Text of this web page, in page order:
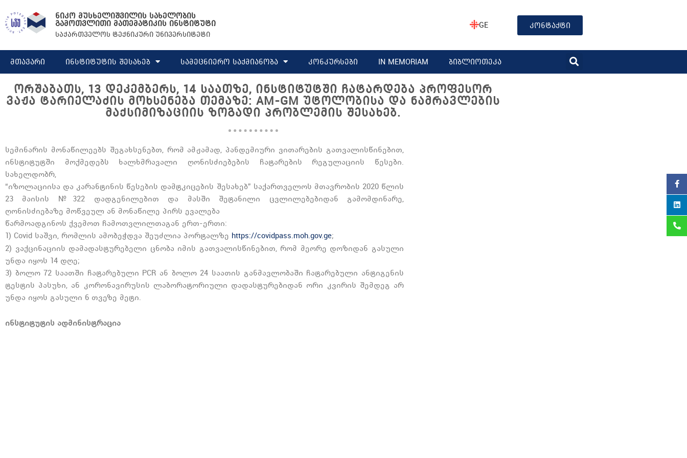
to
content
ნიკო მუსხელიშვილის სახელობის
გამოთვლითი მათემატიკის ინსტიტუტი
საქართველოს ტექნიკური უნივერსიტეტი
GE კონტაქტი
მთავარი ინსტიტუტის შესახებ სამეცნიერო საქმიანობა კონკურსები IN MEMORIAM ბიბლიოთეკა
ᲝᲠᲨᲐᲑᲐᲗᲡ, 13 ᲓᲔᲙᲔᲛᲑᲔᲠᲡ, 14 ᲡᲐᲐᲗᲖᲔ, ᲘᲜᲡᲢᲘᲢᲣᲢᲨᲘ ᲩᲐᲢᲐᲠᲓᲔᲑᲐ ᲞᲠᲝᲤᲔᲡᲝᲠ
ᲕᲐᲟᲐ ᲢᲐᲠᲘᲔᲚᲐᲫᲘᲡ ᲛᲝᲮᲡᲔᲜᲔᲑᲐ ᲗᲔᲛᲐᲖᲔ: AM-GM ᲣᲢᲝᲚᲝᲑᲘᲡᲐ ᲓᲐ ᲜᲐᲛᲠᲐᲕᲚᲔᲑᲘᲡ
ᲛᲐᲥᲡᲘᲛᲘᲖᲐᲪᲘᲘᲡ ᲖᲝᲒᲐᲓᲘ ᲞᲠᲝᲑᲚᲔᲛᲘᲡ ᲨᲔᲡᲐᲮᲔᲑ.
სემინარის მონაწილეებს შეგახსენებთ, რომ ამჟამად, პანდემიური ვითარების გათვალისწინებით,
ინსტიტუტში მოქმედებს ხალხმრავალი ღონისძიებების ჩატარების რეგულაციის წესები.
სახელდობრ,
“იზოლაციისა და კარანტინის წესების დამტკიცების შესახებ” საქართველოს მთავრობის 2020 წლის
23 მაისის №322 დადგენილებით და მასში შეტანილი ცვლილებებიდან გამომდინარე,
ღონისძიებაზე მოწვეულ ან მონაწილე პირს ევალება
წარმოადგინოს ქვემოთ ჩამოთვლილთაგან ერთ-ერთი:
1) Covid საშვი, რომლის ამობეჭდვა შეუძლია პორტალზე https://covidpass.moh.gov.ge;
2) ვაქცინაციის დამადასტურებელი ცნობა იმის გათვალისწინებით, რომ მეორე დოზიდან გასული
უნდა იყოს 14 დღე;
3) ბოლო 72 საათში ჩატარებული PCR ან ბოლო 24 საათის განმავლობაში ჩატარებული ანტიგენის
ტესტის პასუხი, ან კორონავირუსის ლაბორატორიული დადასტურებიდან ორი კვირის შემდეგ არ
უნდა იყოს გასული 6 თვეზე მეტი.
ინსტიტუტის ადმინისტრაცია